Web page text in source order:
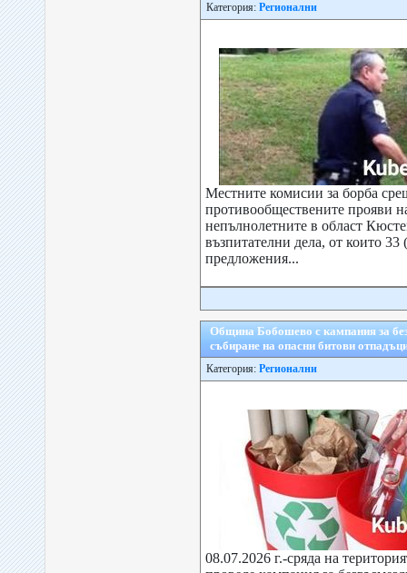
Категория: Регионални
Местните комисии за борба
противообществените прояви
непълнолетните в област
възпитателни дела, от които 33
предложения...
Община Бобошево с кампания за
събиране на опасни битови
Категория: Регионални
08.07.2026 г.-сряда на